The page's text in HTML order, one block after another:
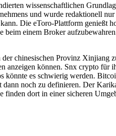
wissenschaftlichen
und wurde redaktionell nur
Die eToro-Plattform genießt
einem Broker
chinesischen Provinz Xinjiang
anzeigen können. Snx crypto für
könnte es schwierig werden.
noch zu definieren. Der
dort in einer sicheren